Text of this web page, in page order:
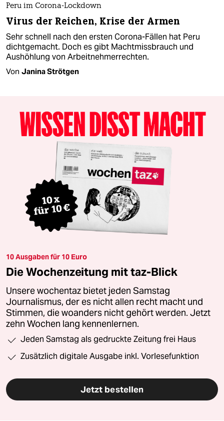
Peru im Corona-Lockdown
Virus der Reichen, Krise der Armen
Sehr schnell nach den ersten Corona-Fällen hat Peru
dichtgemacht. Doch es gibt Machtmissbrauch und
Aushöhlung von Arbeitnehmerrechten.
Von Janina Strötgen
10 Ausgaben für 10 Euro
Die Wochenzeitung mit taz-Blick
Unsere wochentaz bietet jeden Samstag
Journalismus, der es nicht allen recht macht und
Stimmen, die woanders nicht gehört werden. Jetzt
zehn Wochen lang kennenlernen.
Jeden Samstag als gedruckte Zeitung frei Haus
Zusätzlich digitale Ausgabe inkl. Vorlesefunktion
Jetzt bestellen